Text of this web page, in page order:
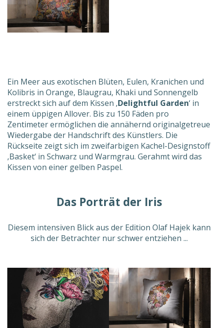
Ein Meer aus exotischen Blüten, Eulen, Kranichen und
Kolibris in Orange, Blaugrau, Khaki und Sonnengelb
erstreckt sich auf dem Kissen ‚Delightful Garden‘ in
einem üppigen Allover. Bis zu 150 Fäden pro
Zentimeter ermöglichen die annähernd originalgetreue
Wiedergabe der Handschrift des Künstlers. Die
Rückseite zeigt sich im zweifarbigen Kachel-Designstoff
‚Basket‘ in Schwarz und Warmgrau. Gerahmt wird das
Kissen von einer gelben Paspel.
Das Porträt der Iris
Diesem intensiven Blick aus der Edition Olaf Hajek kann
sich der Betrachter nur schwer entziehen ...